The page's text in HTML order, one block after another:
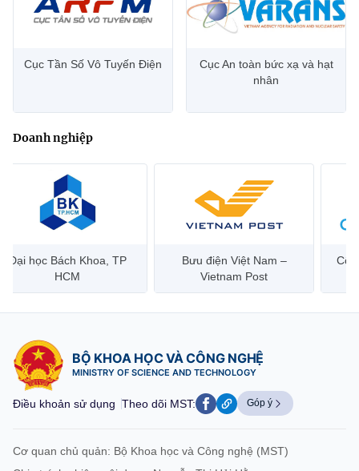
Cục Tần Số Vô Tuyến Điện
Cục An toàn bức xạ và hạt
nhân
Doanh nghiệp
Đại học Bách Khoa, TP
HCM
Bưu điện Việt Nam –
Vietnam Post
BỘ KHOA HỌC VÀ CÔNG NGHỆ
MINISTRY OF SCIENCE AND TECHNOLOGY
Điều khoản sử dụng Theo dõi MST: Góp ý
Cơ quan chủ quản: Bộ Khoa học và Công nghệ (MST)